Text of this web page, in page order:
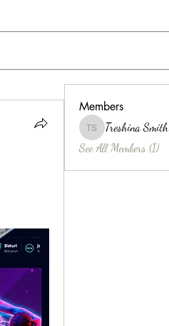
Members
Treshina Smith
Treshina Smith
See All Members (1)